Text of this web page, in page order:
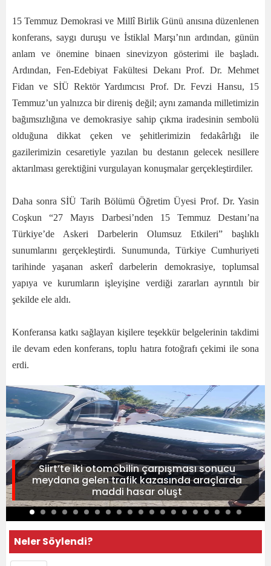
15 Temmuz Demokrasi ve Millî Birlik Günü anısına düzenlenen
konferans, saygı duruşu ve İstiklal Marşı’nın ardından, günün
anlam ve önemine binaen sinevizyon gösterimi ile başladı.
Ardından, Fen-Edebiyat Fakültesi Dekanı Prof. Dr. Mehmet
Fidan ve SİÜ Rektör Yardımcısı Prof. Dr. Fevzi Hansu, 15
Temmuz’un yalnızca bir direniş değil; aynı zamanda milletimizin
bağımsızlığına ve demokrasiye sahip çıkma iradesinin sembolü
olduğuna dikkat çeken ve şehitlerimizin fedakârlığı ile
gazilerimizin cesaretiyle yazılan bu destanın gelecek nesillere
aktarılması gerektiğini vurgulayan konuşmalar gerçekleştirdiler.
Daha sonra SİÜ Tarih Bölümü Öğretim Üyesi Prof. Dr. Yasin
Coşkun “27 Mayıs Darbesi’nden 15 Temmuz Destanı’na
Türkiye’de Askeri Darbelerin Olumsuz Etkileri” başlıklı
sunumlarını gerçekleştirdi. Sunumunda, Türkiye Cumhuriyeti
tarihinde yaşanan askerî darbelerin demokrasiye, toplumsal
yapıya ve kurumların işleyişine verdiği zararları ayrıntılı bir
şekilde ele aldı.
Konferansa katkı sağlayan kişilere teşekkür belgelerinin takdimi
ile devam eden konferans, toplu hatıra fotoğrafı çekimi ile sona
erdi.
Siirt’te iki otomobilin çarpışması sonucu
meydana gelen trafik kazasında araçlarda
maddi hasar oluşt
Neler Söylendi?